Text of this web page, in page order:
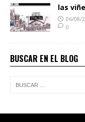
las
06/08/
0
BUSCAR EN EL BLOG